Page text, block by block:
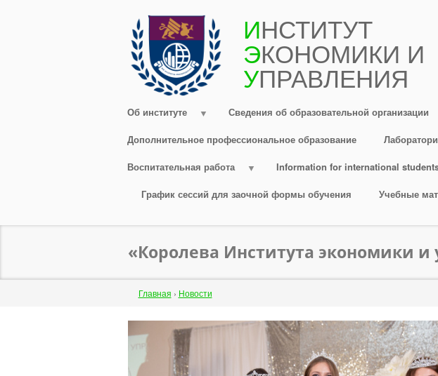
ИНСТИТУТ
ЭКОНОМИКИ И
УПРАВЛЕНИЯ
Об институте Сведения об образовательной организации
Дополнительное профессиональное образование
Воспитательная работа Information for international
График сессий для заочной формы обучения Учебные
«Королева Института экономики и
Строка
навигации
Главная › Новости
top